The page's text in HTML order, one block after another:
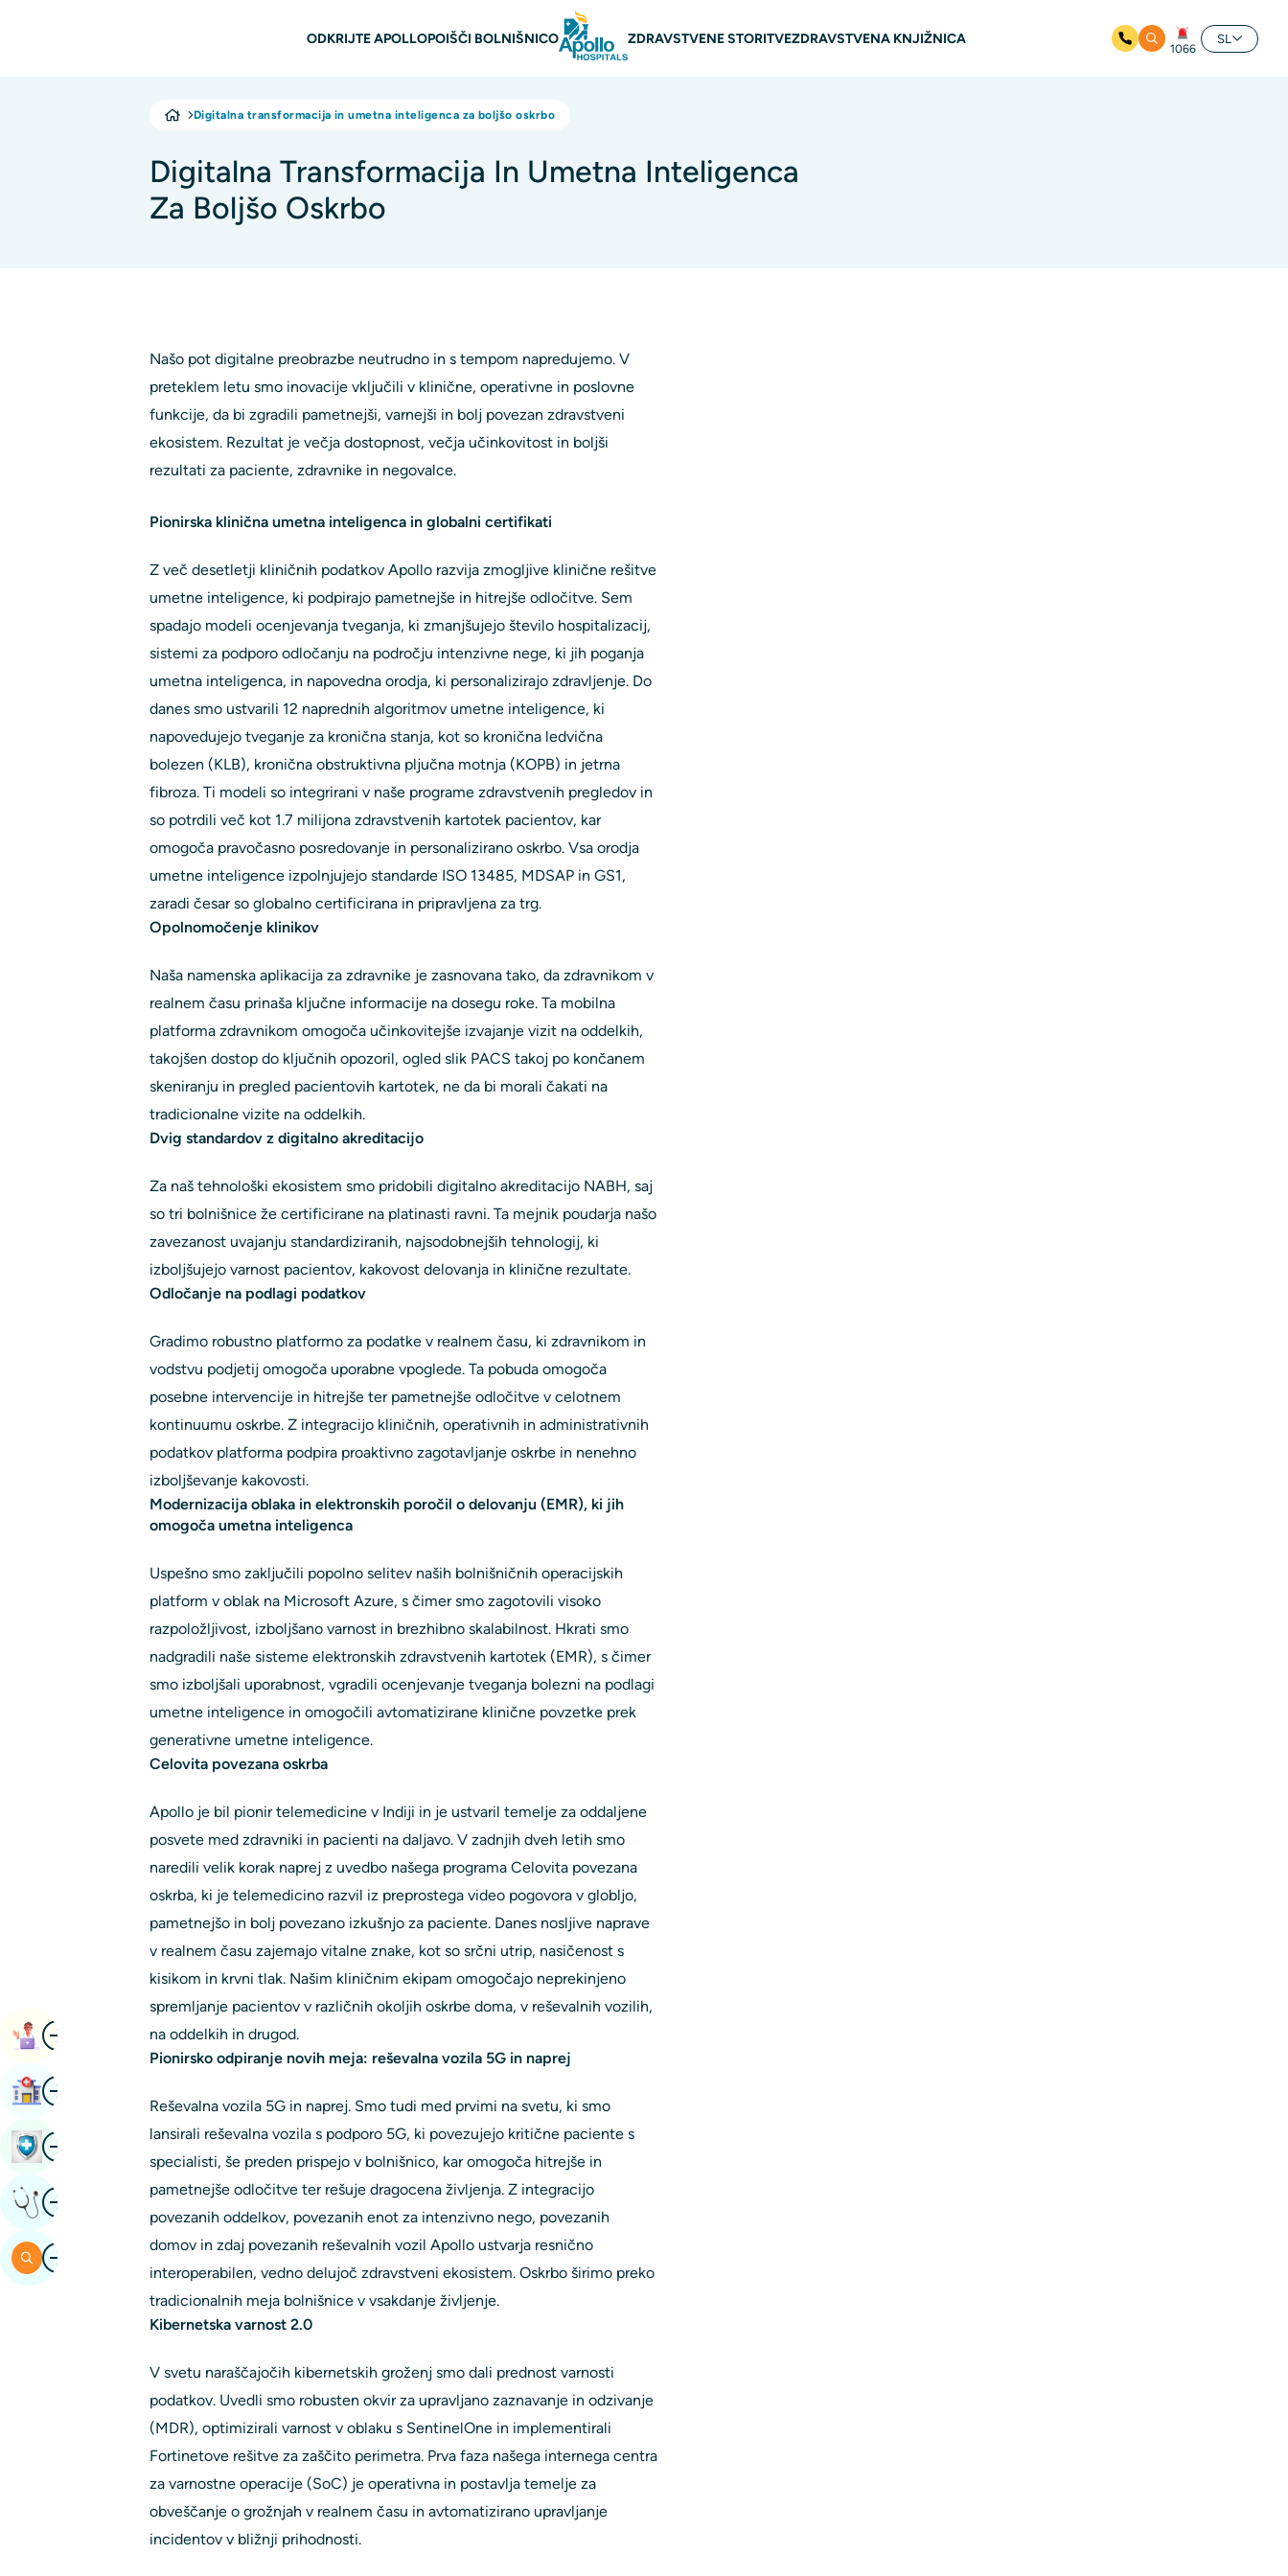
ODKRIJTE APOLLOPOIŠČI BOLNIŠNICO ZDRAVSTVENE STORITVEZDRAVSTVENA KNJIŽNICA
1066
SL
Digitalna transformacija in umetna inteligenca za boljšo oskrbo
Digitalna Transformacija In Umetna Inteligenca
Za Boljšo Oskrbo
Našo pot digitalne preobrazbe neutrudno in s tempom napredujemo. V
preteklem letu smo inovacije vključili v klinične, operativne in poslovne
funkcije, da bi zgradili pametnejši, varnejši in bolj povezan zdravstveni
ekosistem. Rezultat je večja dostopnost, večja učinkovitost in boljši
rezultati za paciente, zdravnike in negovalce.
Pionirska klinična umetna inteligenca in globalni certifikati
Z več desetletji kliničnih podatkov Apollo razvija zmogljive klinične rešitve
umetne inteligence, ki podpirajo pametnejše in hitrejše odločitve. Sem
spadajo modeli ocenjevanja tveganja, ki zmanjšujejo število hospitalizacij,
sistemi za podporo odločanju na področju intenzivne nege, ki jih poganja
umetna inteligenca, in napovedna orodja, ki personalizirajo zdravljenje. Do
danes smo ustvarili 12 naprednih algoritmov umetne inteligence, ki
napovedujejo tveganje za kronična stanja, kot so kronična ledvična
bolezen (KLB), kronična obstruktivna pljučna motnja (KOPB) in jetrna
fibroza. Ti modeli so integrirani v naše programe zdravstvenih pregledov in
so potrdili več kot 1.7 milijona zdravstvenih kartotek pacientov, kar
omogoča pravočasno posredovanje in personalizirano oskrbo. Vsa orodja
umetne inteligence izpolnjujejo standarde ISO 13485, MDSAP in GS1,
zaradi česar so globalno certificirana in pripravljena za trg.
Opolnomočenje klinikov
Naša namenska aplikacija za zdravnike je zasnovana tako, da zdravnikom v
realnem času prinaša ključne informacije na dosegu roke. Ta mobilna
platforma zdravnikom omogoča učinkovitejše izvajanje vizit na oddelkih,
takojšen dostop do ključnih opozoril, ogled slik PACS takoj po končanem
skeniranju in pregled pacientovih kartotek, ne da bi morali čakati na
tradicionalne vizite na oddelkih.
Dvig standardov z digitalno akreditacijo
Za naš tehnološki ekosistem smo pridobili digitalno akreditacijo NABH, saj
so tri bolnišnice že certificirane na platinasti ravni. Ta mejnik poudarja našo
zavezanost uvajanju standardiziranih, najsodobnejših tehnologij, ki
izboljšujejo varnost pacientov, kakovost delovanja in klinične rezultate.
Odločanje na podlagi podatkov
Gradimo robustno platformo za podatke v realnem času, ki zdravnikom in
vodstvu podjetij omogoča uporabne vpoglede. Ta pobuda omogoča
posebne intervencije in hitrejše ter pametnejše odločitve v celotnem
kontinuumu oskrbe. Z integracijo kliničnih, operativnih in administrativnih
podatkov platforma podpira proaktivno zagotavljanje oskrbe in nenehno
izboljševanje kakovosti.
Modernizacija oblaka in elektronskih poročil o delovanju (EMR), ki jih
omogoča umetna inteligenca
Uspešno smo zaključili popolno selitev naših bolnišničnih operacijskih
platform v oblak na Microsoft Azure, s čimer smo zagotovili visoko
razpoložljivost, izboljšano varnost in brezhibno skalabilnost. Hkrati smo
nadgradili naše sisteme elektronskih zdravstvenih kartotek (EMR), s čimer
smo izboljšali uporabnost, vgradili ocenjevanje tveganja bolezni na podlagi
umetne inteligence in omogočili avtomatizirane klinične povzetke prek
generativne umetne inteligence.
Celovita povezana oskrba
Apollo je bil pionir telemedicine v Indiji in je ustvaril temelje za oddaljene
posvete med zdravniki in pacienti na daljavo. V zadnjih dveh letih smo
naredili velik korak naprej z uvedbo našega programa Celovita povezana
oskrba, ki je telemedicino razvil iz preprostega video pogovora v globljo,
pametnejšo in bolj povezano izkušnjo za paciente. Danes nosljive naprave
v realnem času zajemajo vitalne znake, kot so srčni utrip, nasičenost s
kisikom in krvni tlak. Našim kliničnim ekipam omogočajo neprekinjeno
spremljanje pacientov v različnih okoljih oskrbe doma, v reševalnih vozilih,
na oddelkih in drugod.
Pionirsko odpiranje novih meja: reševalna vozila 5G in naprej
Reševalna vozila 5G in naprej. Smo tudi med prvimi na svetu, ki smo
lansirali reševalna vozila s podporo 5G, ki povezujejo kritične paciente s
specialisti, še preden prispejo v bolnišnico, kar omogoča hitrejše in
pametnejše odločitve ter rešuje dragocena življenja. Z integracijo
povezanih oddelkov, povezanih enot za intenzivno nego, povezanih
domov in zdaj povezanih reševalnih vozil Apollo ustvarja resnično
interoperabilen, vedno delujoč zdravstveni ekosistem. Oskrbo širimo preko
tradicionalnih meja bolnišnice v vsakdanje življenje.
Kibernetska varnost 2.0
V svetu naraščajočih kibernetskih groženj smo dali prednost varnosti
podatkov. Uvedli smo robusten okvir za upravljano zaznavanje in odzivanje
(MDR), optimizirali varnost v oblaku s SentinelOne in implementirali
Fortinetove rešitve za zaščito perimetra. Prva faza našega internega centra
za varnostne operacije (SoC) je operativna in postavlja temelje za
obveščanje o grožnjah v realnem času in avtomatizirano upravljanje
incidentov v bližnji prihodnosti.
ImageImenovanje Knjige
ImagePoišči Bolnišnico
ImageRezervirajte Zdravstveni Pregled
ImagePridobite Strokovno Mnenje
ImageIskalnik